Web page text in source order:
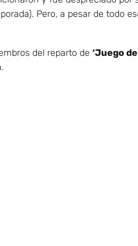
Pero, a pesar de todo
del reparto de ‘Juego